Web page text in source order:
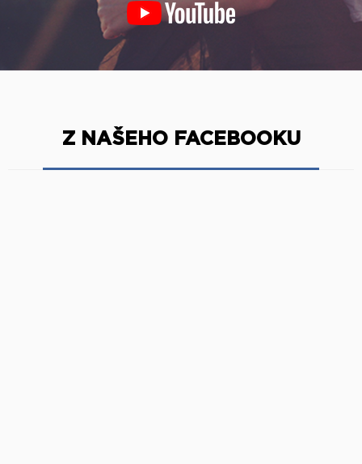
Z NAŠEHO FACEBOOKU